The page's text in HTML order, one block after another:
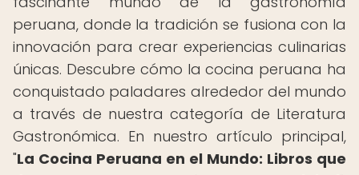
peruana, donde la tradición se fusiona con la
innovación para crear experiencias culinarias
únicas. Descubre cómo la cocina peruana ha
conquistado paladares alrededor del mundo
a través de nuestra categoría de Literatura
Gastronómica. En nuestro artículo principal,
"La Cocina Peruana en el Mundo: Libros que